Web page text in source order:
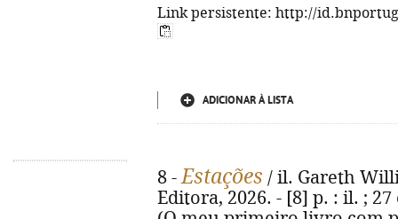
Link persistente: http://
ADICIONAR À LISTA
8 -Estações / il. Gareth
Editora, 2026. - [8] p. : il. ;